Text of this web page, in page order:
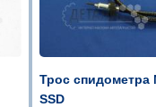
Трос спидометра
SSD